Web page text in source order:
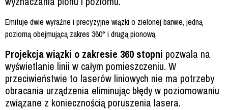
Emituje dwie wyraźne i precyzyjne wiązki o zielonej barwie, jedną
poziomą obejmującą zakres 360° i drugą pionową.
Projekcja wiązki o zakresie 360 stopni pozwala na
wyświetlanie linii w całym pomieszczeniu. W
przeciwieństwie to laserów liniowych nie ma potrzeby
obracania urządzenia eliminując błędy w poziomowaniu
związane z koniecznością poruszenia lasera.